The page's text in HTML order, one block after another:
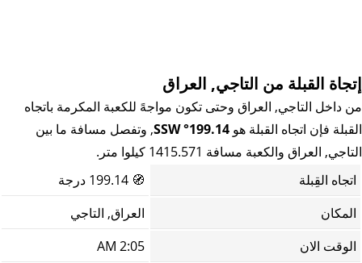
إتجاة القبلة من التاجي, العراق
من داخل التاجي, العراق وحتى تكون مواجهً للكعبة المكرمة باتجاه
القبلة فإن اتجاه القبلة هو 199.14° SSW
, وتفصل مسافة ما بين
التاجي, العراق والكعبة مسافة 1415.571 كيلوا متر.
اتجاه القِبلة
🧭
المكان
العراق, التاجي
الوقت الان
2:05 AM